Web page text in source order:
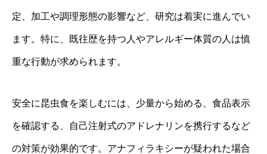
定、加工や調理形態の影響など、研究は着実に進んでい
ます。特に、既往歴を持つ人やアレルギー体質の人は慎
重な行動が求められます。
安全に昆虫食を楽しむには、少量から始める、食品表示
を確認する、自己注射式のアドレナリンを携行するなど
の対策が効果的です。アナフィラキシーが疑われた場合